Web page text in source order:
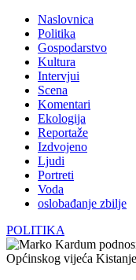
Naslovnica
Politika
Gospodarstvo
Kultura
Intervjui
Scena
Komentari
Ekologija
Reportaže
Izdvojeno
Ljudi
Portreti
Voda
oslobađanje zbilje
POLITIKA